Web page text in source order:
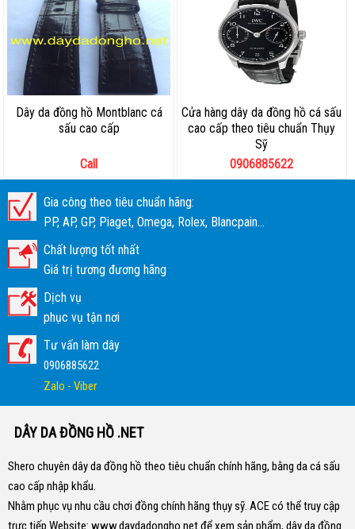
Dây da đồng hồ Montblanc cá
sấu cao cấp
Call
Cửa hàng dây da đồng hồ cá sấu
cao cấp theo tiêu chuẩn Thụy
Sỹ
0906885622
Gia công theo tiêu chuẩn hãng:
PP, AP, GP, Piaget, Omega, Rolex, Blancpain...
Chất lượng tốt nhất
Giá trị tương đương hãng
Dịch vụ
phục vụ tận nơi
Tư vấn làm dây
0906885622
Zalo - Viber
DÂY DA ĐỒNG HỒ .NET
Shero chuyên dây da đồng hồ theo tiêu chuẩn chính hãng, bằng da cá sấu
cao cấp nhập khẩu.
Nhằm phục vụ nhu cầu chơi đồng chính hãng thụy sỹ. ACE có thể truy cập
trực tiếp Website: www.daydadongho.netđể xem sản phẩm, dây da đồng